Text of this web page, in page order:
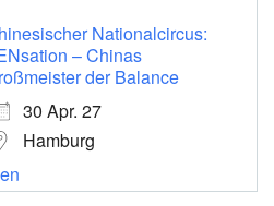
Nationalcircus:
– Chinas
der Balance
30 Apr. 27
Hamburg